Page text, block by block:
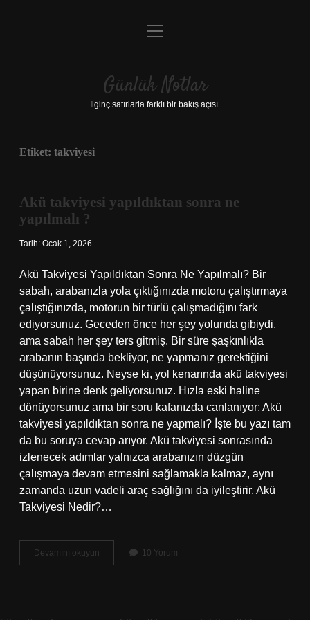
Anasayfa
Yasal Uyarı
menüyü
Günlük Notlar
İlginç satırlarla farklı bir bakış açısı.
Etiket: takviyesi
Akü takviyesi yapıldıktan sonra ne
yapılmalı ?
Tarih: Ocak 1, 2026
Akü Takviyesi Yapıldıktan Sonra Ne Yapılmalı? Bir
sabah, arabanızla yola çıktığınızda motoru çalıştırmaya
çalıştığınızda, motorun bir türlü çalışmadığını fark
ediyorsunuz. Geceden önce her şey yolunda gibiydi,
ama sabah her şey ters gitmiş. Bir süre şaşkınlıkla
arabanın başında bekliyor, ne yapmanız gerektiğini
düşünüyorsunuz. Neyse ki, yol kenarında akü takviyesi
yapan birine denk geliyorsunuz. Hızla eski haline
dönüyorsunuz ama bir soru kafanızda canlanıyor: Akü
takviyesi yapıldıktan sonra ne yapmalı? İşte bu yazı tam
da bu soruya cevap arıyor. Akü takviyesi sonrasında
izlenecek adımlar yalnızca arabanızın düzgün
çalışmaya devam etmesini sağlamakla kalmaz, aynı
zamanda uzun vadeli araç sağlığını da iyileştirir. Akü
Takviyesi Nedir?…
Devamını okuyun
takviyesi
10 Yorum